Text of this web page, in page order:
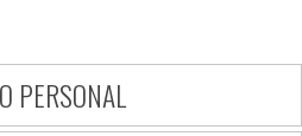
PERSONAL